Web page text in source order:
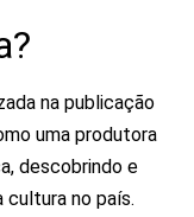
na publicação
uma produtora
descobrindo e
no país.